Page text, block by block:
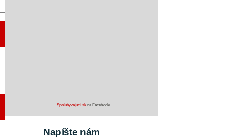
Spolubyvajuci.sk na Facebooku
Napíšte nám